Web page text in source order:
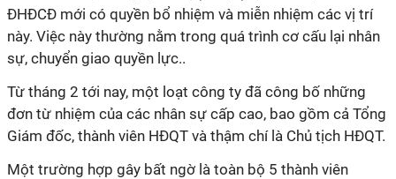
ĐHĐCĐ mới có quyền bổ nhiệm và miễn nhiệm các vị trí
này. Việc này thường nằm trong quá trình cơ cấu lại nhân
sự, chuyển giao quyền lực..
Từ tháng 2 tới nay, một loạt công ty đã công bố những
đơn từ nhiệm của các nhân sự cấp cao, bao gồm cả Tổng
Giám đốc, thành viên HĐQT và thậm chí là Chủ tịch HĐQT.
Một trường hợp gây bất ngờ là toàn bộ 5 thành viên